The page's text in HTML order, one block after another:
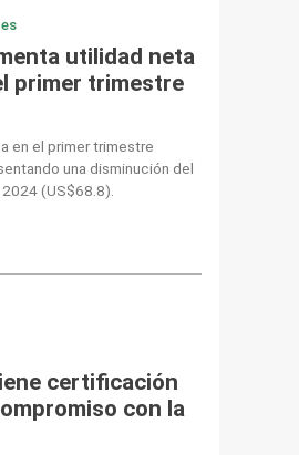
utilidad neta
primer trimestre
en el primer trimestre
una disminución del
(US$68.8).
certificación
con la